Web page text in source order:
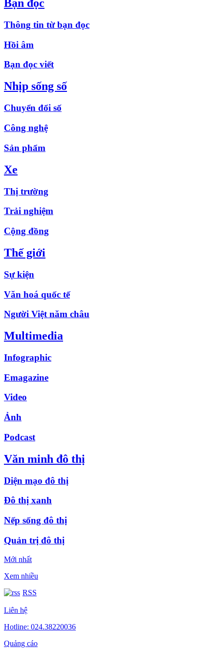
Bạn đọc
Thông tin từ bạn đọc
Hồi âm
Bạn đọc viết
Nhịp sống số
Chuyển đổi số
Công nghệ
Sản phẩm
Xe
Thị trường
Trải nghiệm
Cộng đồng
Thế giới
Sự kiện
Văn hoá quốc tế
Người Việt năm châu
Multimedia
Infographic
Emagazine
Video
Ảnh
Podcast
Văn minh đô thị
Diện mạo đô thị
Đô thị xanh
Nếp sống đô thị
Quản trị đô thị
Mới nhất
Xem nhiều
RSS
Liên hệ
Hotline: 024.38220036
Quảng cáo